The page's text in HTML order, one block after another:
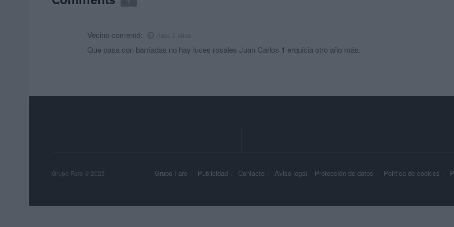
Vecino comentó: hace 2 años
Que pasa con barriadas no hay luces rosales Juan Carlos 1 erquicia otro año más.
Grupo Faro Publicidad Contacto Aviso legal – Protección de datos Política de cookies
Grupo Faro © 2023